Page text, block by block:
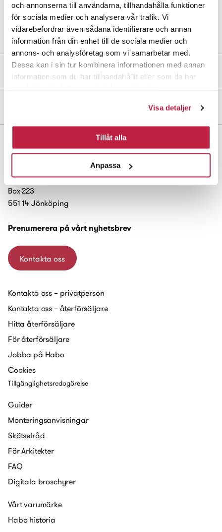
och annonserna till användarna, tillhandahålla funktioner
för sociala medier och analysera vår trafik. Vi
vidarebefordrar även sådana identifierare och annan
information från din enhet till de sociala medier och
annons- och analysföretag som vi samarbetar med.
Dessa kan i sin tur kombinera informationen med annan
information som du har tillhandahållit eller som de har
Visa detaljer
Tillåt alla
Anpassa
Universaldusch med 1,5 meter duschslang. Handdusch med
avstängningsknapp för tvättställ eller bidé. Monteras med
medföljande omkastare på befintlig tvättställsblandare.
Mått och dimensioner
Montering & övriga dokument
Habo Gruppen AB
Box 223
551 14 Jönköping
Prenumerera på vårt nyhetsbrev
Kontakta oss
Kontakta oss – privatperson
Kontakta oss – återförsäljare
Hitta återförsäljare
För återförsäljare
Jobba på Habo
Cookies
Tillgänglighetsredogörelse
Guider
Monteringsanvisningar
Skötselråd
För Arkitekter
FAQ
Digitala broschyrer
Vårt varumärke
Habo historia